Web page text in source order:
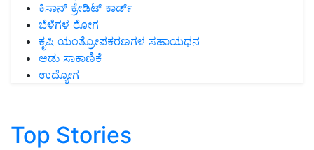
ಕಿಸಾನ್ ಕ್ರೇಡಿಟ್ ಕಾರ್ಡ್
ಬೆಳೆಗಳ ರೋಗ
ಕೃಷಿ ಯಂತ್ರೋಪಕರಣಗಳ ಸಹಾಯಧನ
ಆಡು ಸಾಕಾಣಿಕೆ
ಉದ್ಯೋಗ
Top Stories